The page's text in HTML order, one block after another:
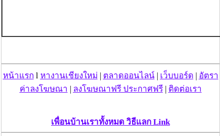
หน้าแรก l หางานเชียงใหม่ | ตลาดออนไลน์| เว็บบอร์ด | อัตรา
ค่าลงโฆษณา | ลงโฆษณาฟรี ประกาศฟรี| ติดต่อเรา
เพื่อนบ้านเราทั้งหมด วิธีแลก Link